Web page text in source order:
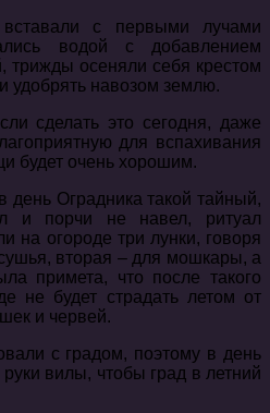
с первыми лучами
водой с добавлением
трижды осеняли себя крестом
удобрять навозом землю.
сделать это сегодня, даже
для вспахивания
будет очень хорошим.
день Оградника такой тайный,
и порчи не навел, ритуал
на огороде три лунки, говоря
вторая – для мошкары, а
примета, что после такого
не будет страдать летом от
и червей.
с градом, поэтому в день
вилы, чтобы град в летний